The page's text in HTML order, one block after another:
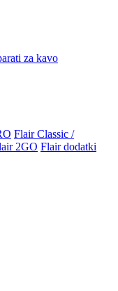
za kavo
Flair Classic /
2GO Flair dodatki